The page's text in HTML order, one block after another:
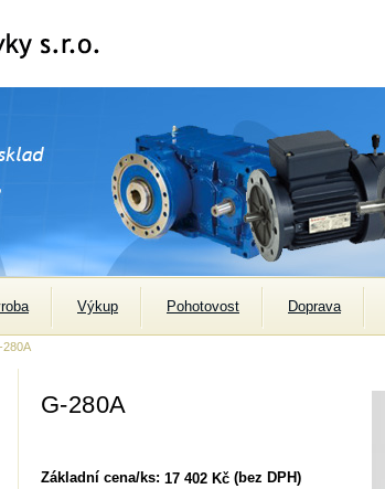
Výkup Pohotovost Doprava
280A
G-280A
Základní cena/ks: 17 402 Kč (bez DPH)